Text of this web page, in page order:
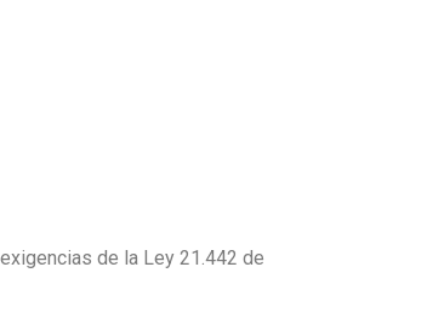
de la Ley 21.442 de